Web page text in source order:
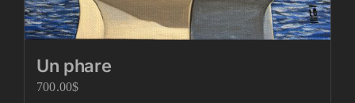
Un phare
700.00$